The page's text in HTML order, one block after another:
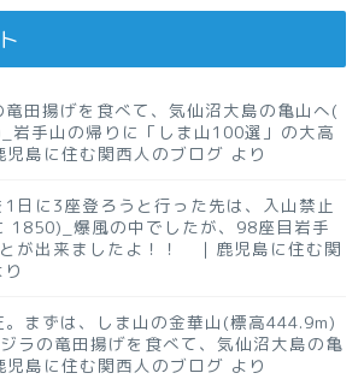
田揚げを食べて、気仙沼大島の亀山へ(
岩手山の帰りに「しま山100選」の大高
島に住む関西人のブログ より
日に3座登ろうと行った先は、入山禁止
1850)_爆風の中でしたが、98座目岩手
が出来ましたよ！！ ｜鹿児島に住む関
り
まずは、しま山の金華山(標高444.9m)
ラの竜田揚げを食べて、気仙沼大島の亀
島に住む関西人のブログ より